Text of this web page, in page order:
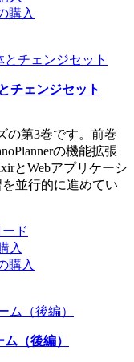
購入
チェンジセット
の第3巻です。前巻
の機能拡張
とWebアプリケーシ
並行的に進めてい
ド
入
購入
（後編）